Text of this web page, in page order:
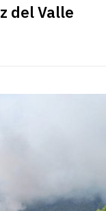
del Valle